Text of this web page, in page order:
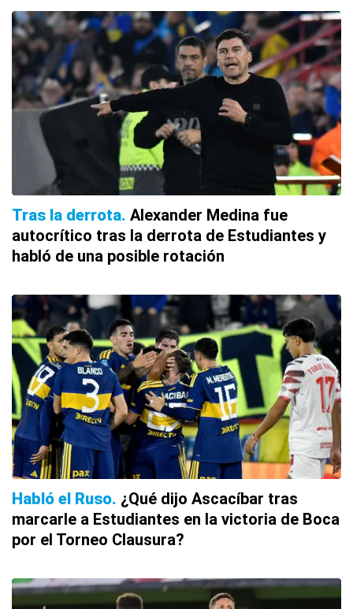
Tras la derrota Alexander Medina fue
autocrítico tras la derrota de Estudiantes y
habló de una posible rotación
Habló el Ruso ¿Qué dijo Ascacíbar tras
marcarle a Estudiantes en la victoria de Boca
por el Torneo Clausura?